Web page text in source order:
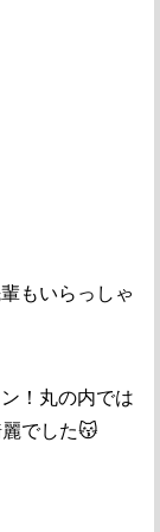
もいらっしゃ
！丸の内では
でした😽